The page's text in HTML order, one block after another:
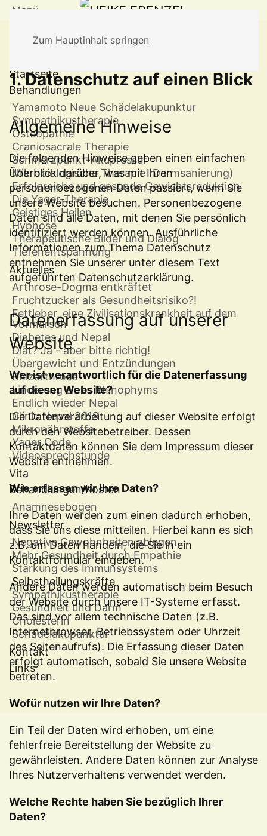
Zum Hauptinhalt springen
Menü
Startseite
Behandlungen
Yamamoto Neue Schädelakupunktur
Sympathikustherapie
Osteopathie
Craniosacrale Therapie
Schmerzpunkt-Akupressur
Mikrobiologische Therapie (Darmsanierung)
Erfolgreiche und gesunde Gewichtsreduktion
Die Yager-Therapie
Geistiges Heilen
Hypnose
Therapeutische Bilder und Dialog
Tiefenentspannung
Aktuelles
Arthrose-Dogma entkräftet
Fruchtzucker als Gesundheitsrisiko?!
Fettleber, eine Zivilisationskrankheit auf dem
Vormarsch
Diabetes und Nepal
Diät? Ja - aber bitte richtig!
Übergewicht und Entzündungen
Rhizarthrose
Linderung eines Rhinophyms
Endlich wieder Nepal
Clinic Nepal 2019
Mikronährstoffe
Yager Code
Videosprechstunde
Vita
Behandlungen/Kosten
Anamnesebogen
Newsletter
Negative Gewohnheiten ablegen
Mehr Gesundheit durch Empathie
Stärkung des Immunsystems
Selbstheilungskräfte
Sympathikustherapie
Gesundheit und Darm
Cholesterin
Schädelakupunktur
Kontakt
Links
1. Datenschutz auf einen Blick
Allgemeine Hinweise
Die folgenden Hinweise geben einen einfachen
Überblick darüber, was mit Ihren
personenbezogenen Daten passiert, wenn Sie
unsere Website besuchen. Personenbezogene
Daten sind alle Daten, mit denen Sie persönlich
identifiziert werden können. Ausführliche
Informationen zum Thema Datenschutz
entnehmen Sie unserer unter diesem Text
aufgeführten Datenschutzerklärung.
Datenerfassung auf unserer
Website
Wer ist verantwortlich für die Datenerfassung
auf dieser Website?
Die Datenverarbeitung auf dieser Website erfolgt
durch den Websitebetreiber. Dessen
Kontaktdaten können Sie dem Impressum dieser
Website entnehmen.
Wie erfassen wir Ihre Daten?
Ihre Daten werden zum einen dadurch erhoben,
dass Sie uns diese mitteilen. Hierbei kann es sich
z.B. um Daten handeln, die Sie in ein
Kontaktformular eingeben.
Andere Daten werden automatisch beim Besuch
der Website durch unsere IT-Systeme erfasst.
Das sind vor allem technische Daten (z.B.
Internetbrowser, Betriebssystem oder Uhrzeit
des Seitenaufrufs). Die Erfassung dieser Daten
erfolgt automatisch, sobald Sie unsere Website
betreten.
Wofür nutzen wir Ihre Daten?
Ein Teil der Daten wird erhoben, um eine
fehlerfreie Bereitstellung der Website zu
gewährleisten. Andere Daten können zur Analyse
Ihres Nutzerverhaltens verwendet werden.
Welche Rechte haben Sie bezüglich Ihrer
Daten?